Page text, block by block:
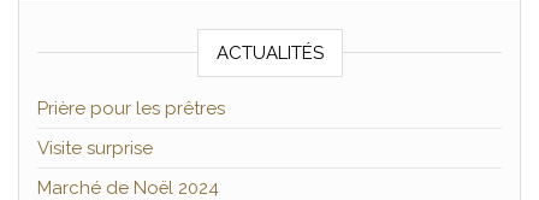
ACTUALITÉS
Prière pour les prêtres
Visite surprise
Marché de Noël 2024